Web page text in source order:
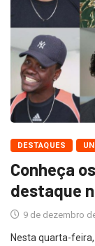
DESTAQUES
Conheça
destaque
9 de dezembro
Nesta quarta-